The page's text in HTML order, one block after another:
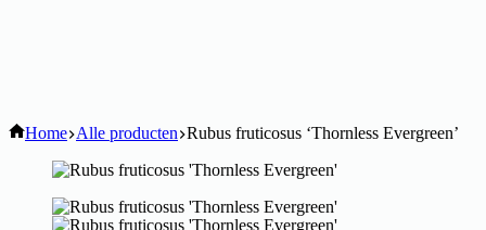
Home Alle producten Rubus fruticosus ‘Thornless Evergreen’